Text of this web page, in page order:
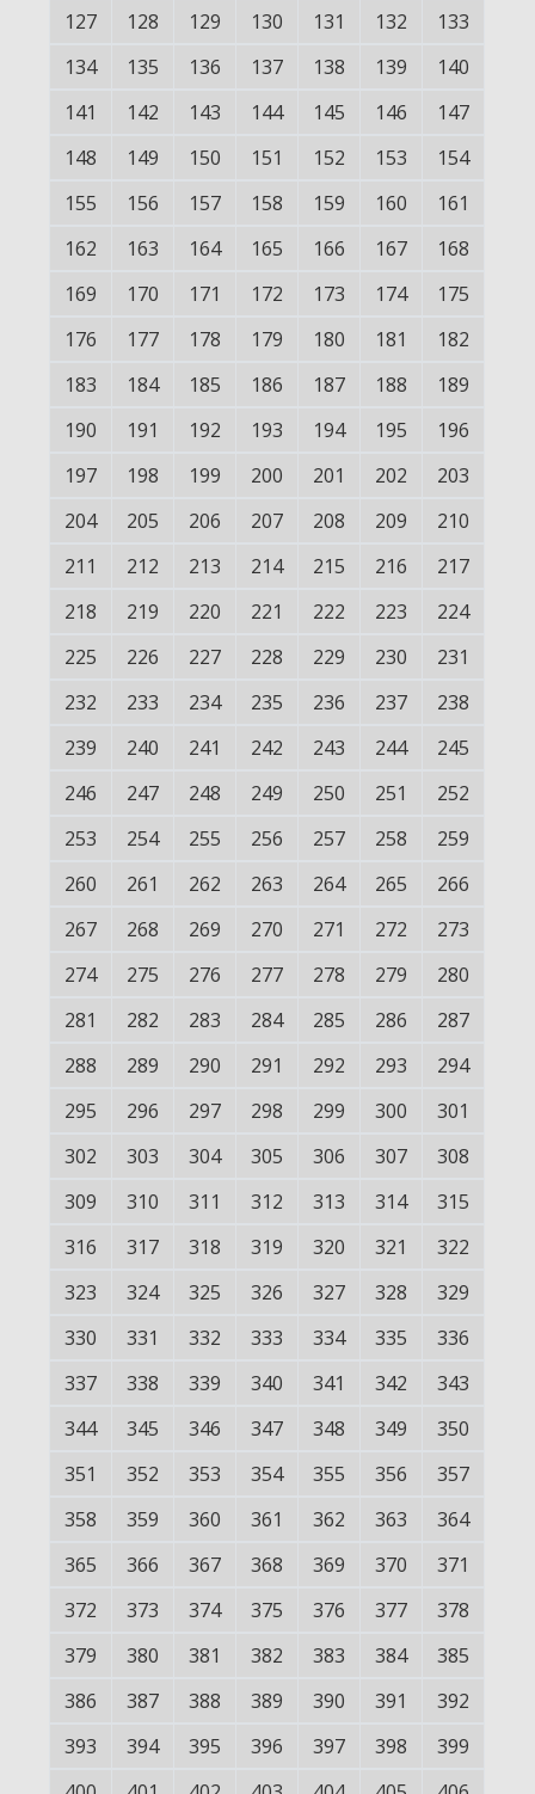
127
128 129 130 131 132
133
134
135 136 137 138 139
140
141
142 143 144 145 146
147
148
149 150 151 152 153
154
155
156 157 158 159 160
161
162
163 164 165 166 167
168
169
170 171 172 173 174
175
176
177 178 179 180 181
182
183
184 185 186 187 188
189
190
191 192 193 194 195
196
197
198 199 200 201 202
203
204
205 206 207 208 209
210
211
212 213 214 215 216
217
218
219 220 221 222 223
224
225
226 227 228 229 230
231
232
233 234 235 236 237
238
239
240 241 242 243 244
245
246
247 248 249 250 251
252
253
254 255 256 257 258
259
260
261 262 263 264 265
266
267
268 269 270 271 272
273
274
275 276 277 278 279
280
281
282 283 284 285 286
287
288
289 290 291 292 293
294
295
296 297 298 299 300
301
302
303 304 305 306 307
308
309
310 311 312 313 314
315
316
317 318 319 320 321
322
323
324 325 326 327 328
329
330
331 332 333 334 335
336
337
338 339 340 341 342
343
344
345 346 347 348 349
350
351
352 353 354 355 356
357
358
359 360 361 362 363
364
365
366 367 368 369 370
371
372
373 374 375 376 377
378
379
380 381 382 383 384
385
386
387 388 389 390 391
392
393
394 395 396 397 398
399